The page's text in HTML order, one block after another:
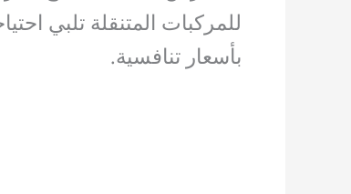
للمركبات المتنقلة تلبي
بأسعار تنافسية.